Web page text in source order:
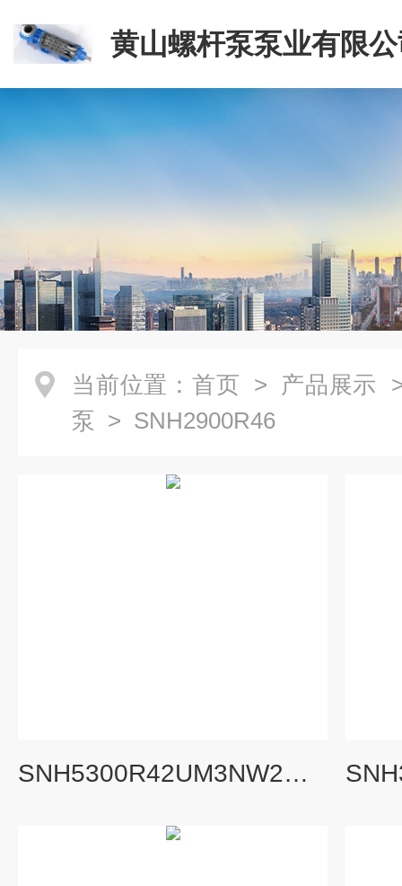
黄山螺杆泵泵业有限
当前位置： 首页 > 产品展示
泵 > SNH2900R46
SNH5300R42UM3NW2泵哪家比较好